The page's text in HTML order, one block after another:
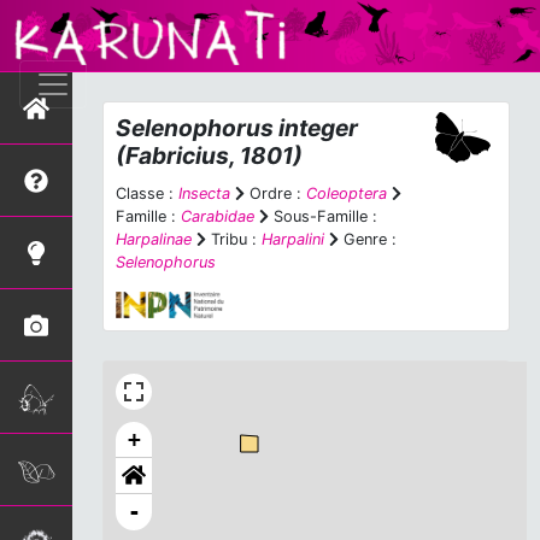
Selenophorus integer
(Fabricius, 1801)
Classe : Insecta Ordre : Coleoptera
Famille : Carabidae
Sous-Famille :
Harpalinae
Tribu : Harpalini
Genre :
Selenophorus
+
-